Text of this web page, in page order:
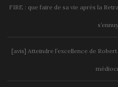
FIRE : que faire de sa vie après la
[avis] Atteindre l’excellence de